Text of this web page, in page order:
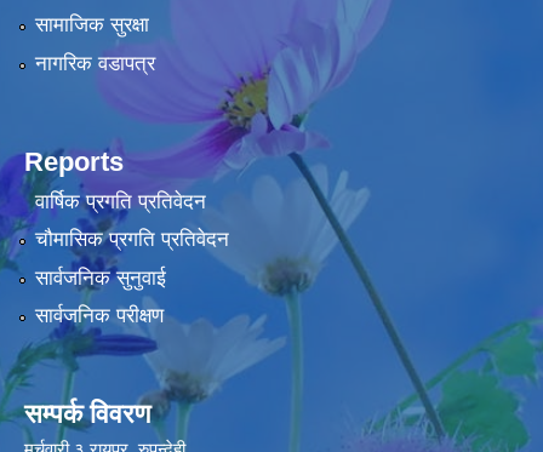
सामाजिक सुरक्षा
नागरिक वडापत्र
Reports
वार्षिक प्रगति प्रतिवेदन
चौमासिक प्रगति प्रतिवेदन
सार्वजनिक सुनुवाई
सार्वजनिक परीक्षण
सम्पर्क विवरण